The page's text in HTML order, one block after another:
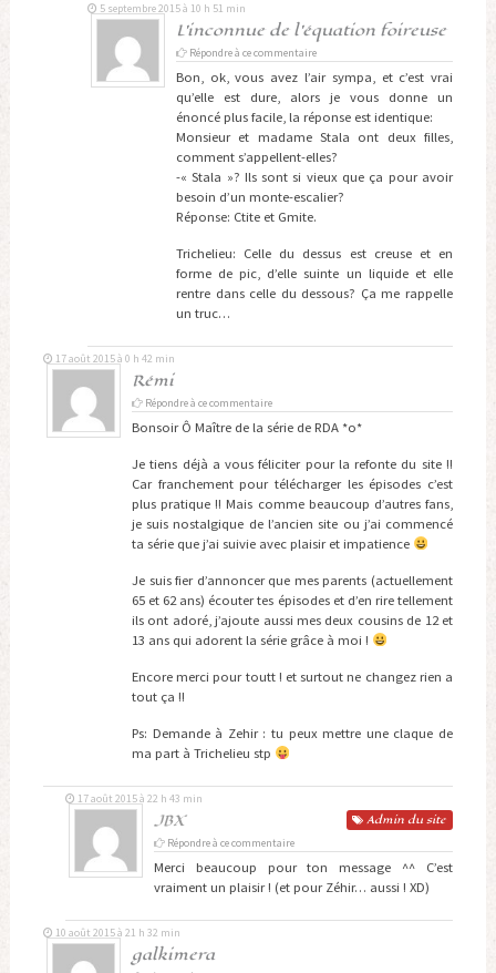
L'inconnue de l'équation foireuse
5 septembre 2015 à 10 h 51 min
Répondre à ce commentaire
Bon, ok, vous avez l’air sympa, et c’est vrai
qu’elle est dure, alors je vous donne un
énoncé plus facile, la réponse est identique:
Monsieur et madame Stala ont deux filles,
comment s’appellent-elles?
-« Stala »? Ils sont si vieux que ça pour avoir
besoin d’un monte-escalier?
Réponse: Ctite et Gmite.
Trichelieu: Celle du dessus est creuse et en
forme de pic, d’elle suinte un liquide et elle
rentre dans celle du dessous? Ça me rappelle
un truc…
Rémi
17 août 2015 à 0 h 42 min
Répondre à ce commentaire
Bonsoir Ô Maître de la série de RDA *o*
Je tiens déjà a vous féliciter pour la refonte du site !!
Car franchement pour télécharger les épisodes c’est
plus pratique !! Mais comme beaucoup d’autres fans,
je suis nostalgique de l’ancien site ou j’ai commencé
ta série que j’ai suivie avec plaisir et impatience
Je suis fier d’annoncer que mes parents (actuellement
65 et 62 ans) écouter tes épisodes et d’en rire tellement
ils ont adoré, j’ajoute aussi mes deux cousins de 12 et
13 ans qui adorent la série grâce à moi !
Encore merci pour toutt ! et surtout ne changez rien a
tout ça !!
Ps: Demande à Zehir : tu peux mettre une claque de
ma part à Trichelieu stp
JBX Admin du site
17 août 2015 à 22 h 43 min
Répondre à ce commentaire
Merci beaucoup pour ton message ^^ C’est
vraiment un plaisir ! (et pour Zéhir… aussi ! XD)
galkimera
10 août 2015 à 21 h 32 min